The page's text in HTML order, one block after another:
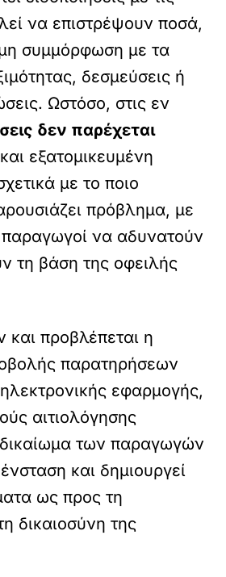
να επιστρέψουν ποσά,
συμμόρφωση με τα
δεσμεύσεις ή
Ωστόσο, στις εν
δεν παρέχεται
και εξατομικευμένη
με το ποιο
πρόβλημα, με
να αδυνατούν
τη βάση της οφειλής
προβλέπεται η
παρατηρήσεων
εφαρμογής,
αιτιολόγησης
των παραγωγών
και δημιουργεί
ως προς τη
δικαιοσύνη της